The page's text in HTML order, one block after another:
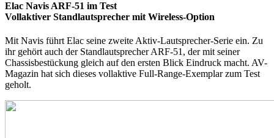
Elac Navis ARF-51 im Test
Vollaktiver Standlautsprecher mit Wireless-Option
Mit Navis führt Elac seine zweite Aktiv-Lautsprecher-Serie ein. Zu
ihr gehört auch der Standlautsprecher ARF-51, der mit seiner
Chassisbestückung gleich auf den ersten Blick Eindruck macht. AV-
Magazin hat sich dieses vollaktive Full-Range-Exemplar zum Test
geholt.